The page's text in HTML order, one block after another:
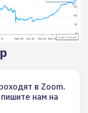
в Zoom.
нам на